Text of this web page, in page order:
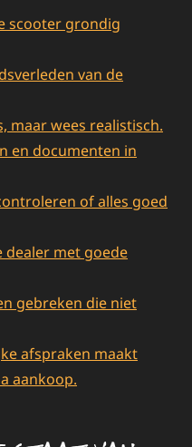
scooter grondig
van de
maar wees realistisch.
en documenten in
of alles goed
dealer met goede
gebreken die niet
afspraken maakt
aankoop.